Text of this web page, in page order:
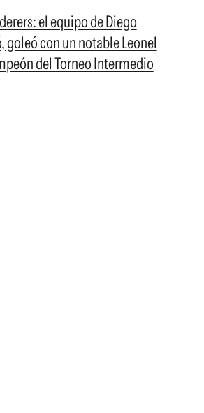
el equipo de Diego
goleó con un notable Leonel
del Torneo Intermedio